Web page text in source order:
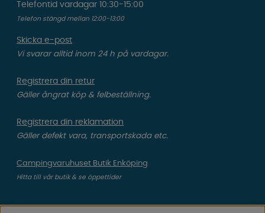
Telefontid vardagar 10:30-15:00
Telefon stängd mellan 12:00-13:00
Skicka e-post
Vi svarar alltid inom 24 h på vardagar.
Registrera din retur
Gäller ångrat köp & felbeställning.
Registrera din reklamation
Gäller defekt vara, transportskada etc.
Campingvaruhuset Butik Enköping
Hitta till vår butik & se öppettider